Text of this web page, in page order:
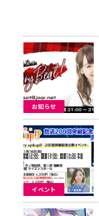
お知らせ
イベント